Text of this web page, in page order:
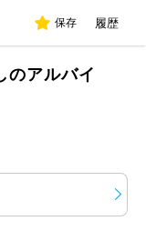
保存 履歴
のアルバイ